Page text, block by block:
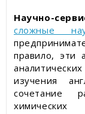
Научно-
сложные
правило, эти
изучения
сочетание